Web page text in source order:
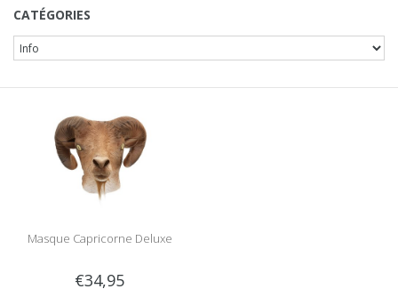
CATÉGORIES
Masque Capricorne Deluxe
€34,95